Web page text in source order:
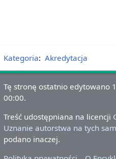
Kategoria: Akredytacja
Tę stronę ostatnio edytowano
00:00.
Treść udostępniana na licencji
Uznanie autorstwa na tych
podano inaczej.